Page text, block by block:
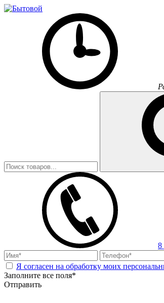
8
Я согласен на обработку моих
Заполните все поля*
Отправить